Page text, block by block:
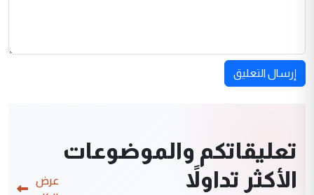
إرسال التعليق
تعليقاتكم والموضوعات
الأكثر تداولاً
عرض